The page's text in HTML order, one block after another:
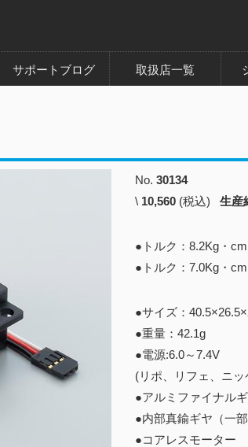
サポートブログ 取扱店一覧
No. 30134
\ 10,560 (税込) 生産
●トルク：8.2Kg・
●トルク：7.0Kg・
●サイズ：
●重量：42.1g
●電源:6.0～7.4V
(リポ、リフェ、ニ
●アルミファイナル
●内部真鍮ギヤ（一部
●コアレスモーター